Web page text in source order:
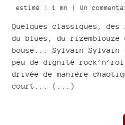
estimé : 1 mn | Un
Quelques classiques,
du blues, du rizemblouze
bouse... Sylvain Sylvain
peu de dignité
drivée de manière
court... (...)